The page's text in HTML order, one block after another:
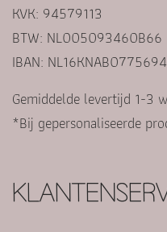
KVK: 94579113
BTW: NL005093460B66
IBAN:
Gemiddelde levertijd 1-3
*Bij gepersonaliseerde